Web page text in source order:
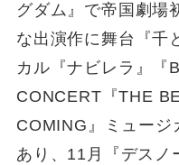
グダム』で帝国劇場
な出演作に舞台『千
カル『ナビレラ』『
CONCERT『THE
COMING』ミュージ
あり、11月『デス